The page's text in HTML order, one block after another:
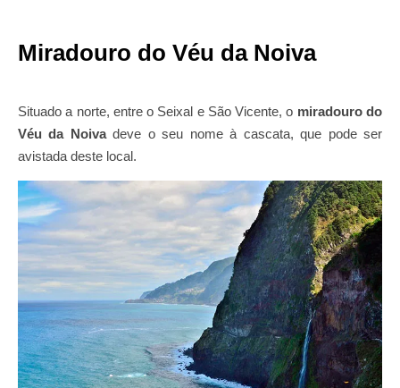
Miradouro do Véu da Noiva
Situado a norte, entre o Seixal e São Vicente, o miradouro do
Véu da Noivadeve o seu nome à cascata, que pode ser
avistada deste local.